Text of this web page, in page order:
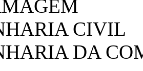
CIVIL
DA